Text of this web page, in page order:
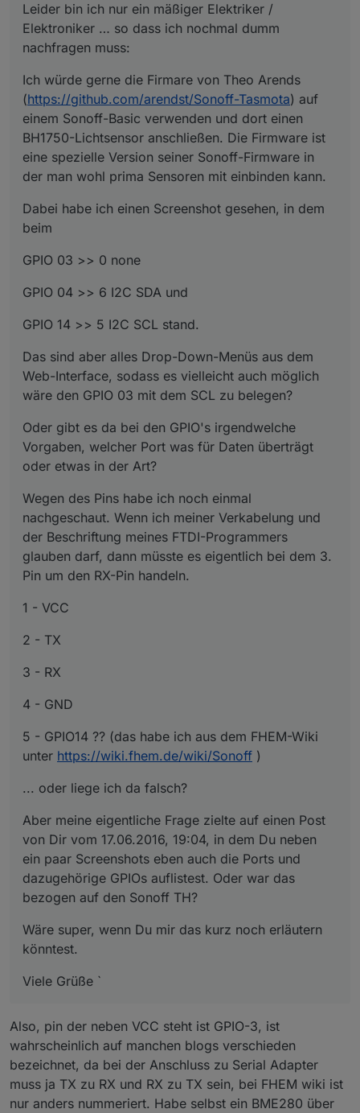
Leider bin ich nur ein mäßiger Elektriker /
Elektroniker … so dass ich nochmal dumm
nachfragen muss:
Ich würde gerne die Firmare von Theo Arends
(https://github.com/arendst/Sonoff-Tasmota) auf
einem Sonoff-Basic verwenden und dort einen
BH1750-Lichtsensor anschließen. Die Firmware ist
eine spezielle Version seiner Sonoff-Firmware in
der man wohl prima Sensoren mit einbinden kann.
Dabei habe ich einen Screenshot gesehen, in dem
beim
GPIO 03 >> 0 none
GPIO 04 >> 6 I2C SDA und
GPIO 14 >> 5 I2C SCL stand.
Das sind aber alles Drop-Down-Menüs aus dem
Web-Interface, sodass es vielleicht auch möglich
wäre den GPIO 03 mit dem SCL zu belegen?
Oder gibt es da bei den GPIO's irgendwelche
Vorgaben, welcher Port was für Daten überträgt
oder etwas in der Art?
Wegen des Pins habe ich noch einmal
nachgeschaut. Wenn ich meiner Verkabelung und
der Beschriftung meines FTDI-Programmers
glauben darf, dann müsste es eigentlich bei dem 3.
Pin um den RX-Pin handeln.
1 - VCC
2 - TX
3 - RX
4 - GND
5 - GPIO14 ?? (das habe ich aus dem FHEM-Wiki
unter https://wiki.fhem.de/wiki/Sonoff )
... oder liege ich da falsch?
Aber meine eigentliche Frage zielte auf einen Post
von Dir vom 17.06.2016, 19:04, in dem Du neben
ein paar Screenshots eben auch die Ports und
dazugehörige GPIOs auflistest. Oder war das
bezogen auf den Sonoff TH?
Wäre super, wenn Du mir das kurz noch erläutern
könntest.
Viele Grüße `
Also, pin der neben VCC steht ist GPIO-3, ist
wahrscheinlich auf manchen blogs verschieden
bezeichnet, da bei der Anschluss zu Serial Adapter
muss ja TX zu RX und RX zu TX sein, bei FHEM wiki ist
nur anders nummeriert. Habe selbst ein BME280 über